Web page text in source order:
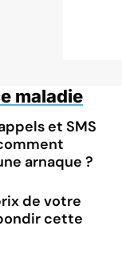
maladie
et SMS
arnaque ?
de votre
cette